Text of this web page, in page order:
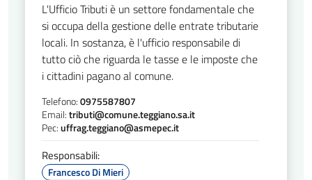
L'Ufficio Tributi è un settore fondamentale che
si occupa della gestione delle entrate tributarie
locali. In sostanza, è l'ufficio responsabile di
tutto ciò che riguarda le tasse e le imposte che
i cittadini pagano al comune.
Telefono:0975587807
Email:tributi@comune.teggiano.sa.it
Pec:uffrag.teggiano@asmepec.it
Responsabili:
Francesco Di Mieri